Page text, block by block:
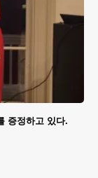
증정하고 있다.